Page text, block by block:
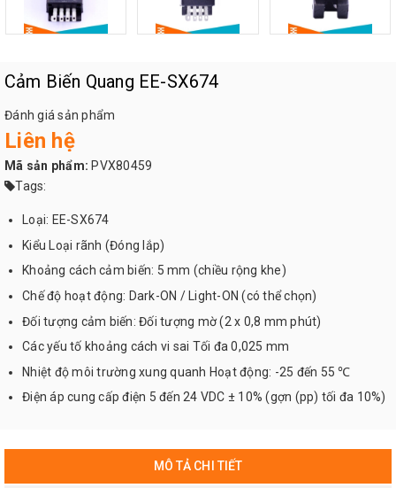
Cảm Biến Quang EE-SX674
Đánh giá sản phẩm
Liên hệ
Mã sản phẩm: PVX80459
Tags:
Loại: EE-SX674
Kiểu Loại rãnh (Đóng lắp)
Khoảng cách cảm biến: 5 mm (chiều rộng khe)
Chế độ hoạt động: Dark-ON / Light-ON (có thể chọn)
Đối tượng cảm biến: Đối tượng mờ (2 x 0,8 mm phút)
Các yếu tố khoảng cách vi sai Tối đa 0,025 mm
Nhiệt độ môi trường xung quanh Hoạt động: -25 đến 55 ℃
Điện áp cung cấp điện 5 đến 24 VDC ± 10% (gợn (pp) tối đa 10%)
MÔ TẢ CHI TIẾT